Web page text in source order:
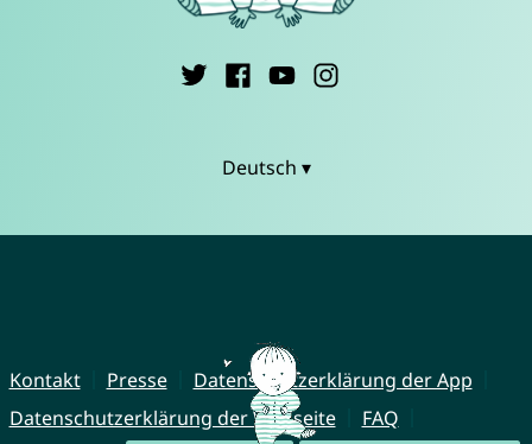
Deutsch ▾
Kontakt Presse
Datenschutzerklärung der App
Datenschutzerklärung der Webseite
FAQ